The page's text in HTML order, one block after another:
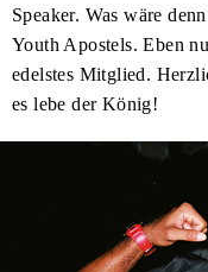
Speaker. Was wäre
Youth Apostels. Eben
edelstes Mitglied.
es lebe der König!